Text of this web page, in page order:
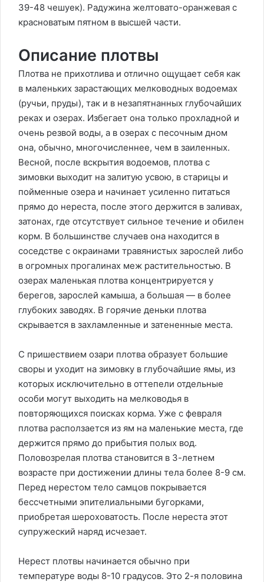
39-48 чешуек). Радужина желтовато-оранжевая с
красноватым пятном в высшей части.
Описание плотвы
Плотва не прихотлива и отлично ощущает себя как
в маленьких зарастающих мелководных водоемах
(ручьи, пруды), так и в незапятнанных глубочайших
реках и озерах. Избегает она только прохладной и
очень резвой воды, а в озерах с песочным дном
она, обычно, многочисленнее, чем в заиленных.
Весной, после вскрытия водоемов, плотва с
зимовки выходит на залитую усвою, в старицы и
пойменные озера и начинает усиленно питаться
прямо до нереста, после этого держится в заливах,
затонах, где отсутствует сильное течение и обилен
корм. В большинстве случаев она находится в
соседстве с окраинами травянистых зарослей либо
в огромных прогалинах меж растительностью. В
озерах маленькая плотва концентрируется у
берегов, зарослей камыша, а большая — в более
глубоких заводях. В горячие деньки плотва
скрывается в захламленные и затененные места.
С пришествием озари плотва образует большие
своры и уходит на зимовку в глубочайшие ямы, из
которых исключительно в оттепели отдельные
особи могут выходить на мелководья в
повторяющихся поисках корма. Уже с февраля
плотва расползается из ям на маленькие места, где
держится прямо до прибытия полых вод.
Половозрелая плотва становится в 3-летнем
возрасте при достижении длины тела более 8-9 см.
Перед нерестом тело самцов покрывается
бессчетными эпителиальными бугорками,
приобретая шероховатость. После нереста этот
супружеский наряд исчезает.
Нерест плотвы начинается обычно при
температуре воды 8-10 градусов. Это 2-я половина